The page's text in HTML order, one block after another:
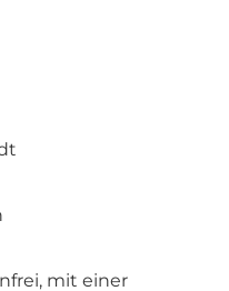
mit einer